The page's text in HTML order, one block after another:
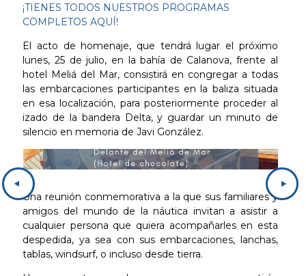
¡TIENES TODOS NUESTROS PROGRAMAS
COMPLETOS AQUÍ!
El acto de homenaje, que tendrá lugar el próximo
lunes, 25 de julio, en la bahía de Calanova, frente al
hotel Meliá del Mar, consistirá en congregar a todas
las embarcaciones participantes en la baliza situada
en esa localización, para posteriormente proceder al
izado de la bandera Delta, y guardar un minuto de
silencio en memoria de Javi González.
Una reunión conmemorativa a la que sus familiares y
amigos del mundo de la náutica invitan a asistir a
cualquier persona que quiera acompañarles en esta
despedida, ya sea con sus embarcaciones, lanchas,
tablas, windsurf, o incluso desde tierra.